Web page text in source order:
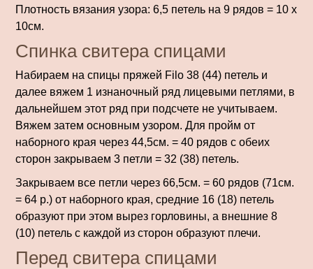
Плотность вязания узора: 6,5 петель на 9 рядов = 10 х
10см.
Спинка свитера спицами
Набираем на спицы пряжей Filo 38 (44) петель и
далее вяжем 1 изнаночный ряд лицевыми петлями, в
дальнейшем этот ряд при подсчете не учитываем.
Вяжем затем основным узором. Для пройм от
наборного края через 44,5см. = 40 рядов с обеих
сторон закрываем 3 петли = 32 (38) петель.
Закрываем все петли через 66,5см. = 60 рядов (71см.
= 64 р.) от наборного края, средние 16 (18) петель
образуют при этом вырез горловины, а внешние 8
(10) петель с каждой из сторон образуют плечи.
Перед свитера спицами